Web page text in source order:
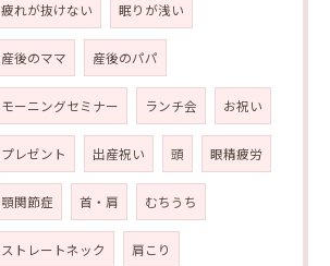
疲れが抜けない 眠りが浅い
産後のママ 産後のパパ
モーニングセミナー ランチ会 お祝い
プレゼント 出産祝い 頭 眼精疲労
顎関節症 首・肩 むちうち
ストレートネック 肩こり